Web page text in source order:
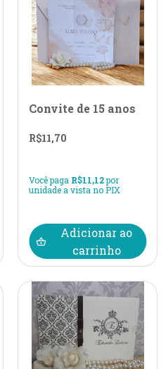
Convite de 15 anos
R$11,70
Você paga R$11,12por
unidade a vista no PIX
Adicionar ao
carrinho